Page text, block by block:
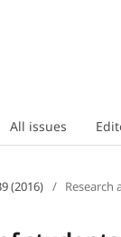
All issues
(2016) / Research